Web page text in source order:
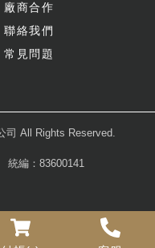
廠商合作
聯絡我們
常見問題
司 All Rights Reserved.
統編：83600141